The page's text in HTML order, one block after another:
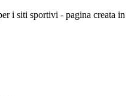
i siti sportivi - pagina creata in